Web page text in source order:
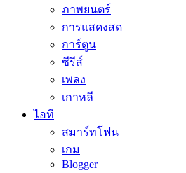
ภาพยนตร์
การแสดงสด
การ์ตูน
ซีรีส์
เพลง
เกาหลี
ไอที
สมาร์ทโฟน
เกม
Blogger